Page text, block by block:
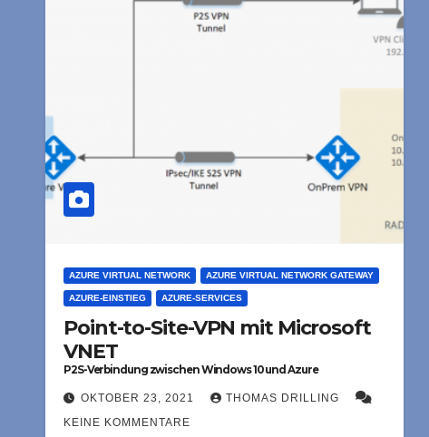
AZURE VIRTUAL NETWORK AZURE VIRTUAL NETWORK GATEWAY
AZURE-EINSTIEG AZURE-SERVICES
Point-to-Site-VPN mit Microsoft
VNET
P2S-Verbindung zwischen Windows 10 und Azure
OKTOBER 23, 2021
THOMAS DRILLING
KEINE KOMMENTARE